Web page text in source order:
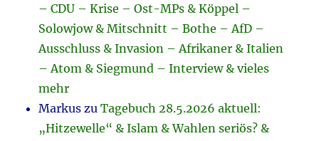
– CDU – Krise – Ost-MPs & Köppel –
Solowjow & Mitschnitt – Bothe – AfD –
Ausschluss & Invasion – Afrikaner & Italien
– Atom & Siegmund – Interview & vieles
mehr
Markus zuTagebuch 28.5.2026 aktuell:
„Hitzewelle“ & Islam & Wahlen seriös? &